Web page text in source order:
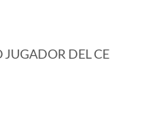
JUGADOR DEL CE